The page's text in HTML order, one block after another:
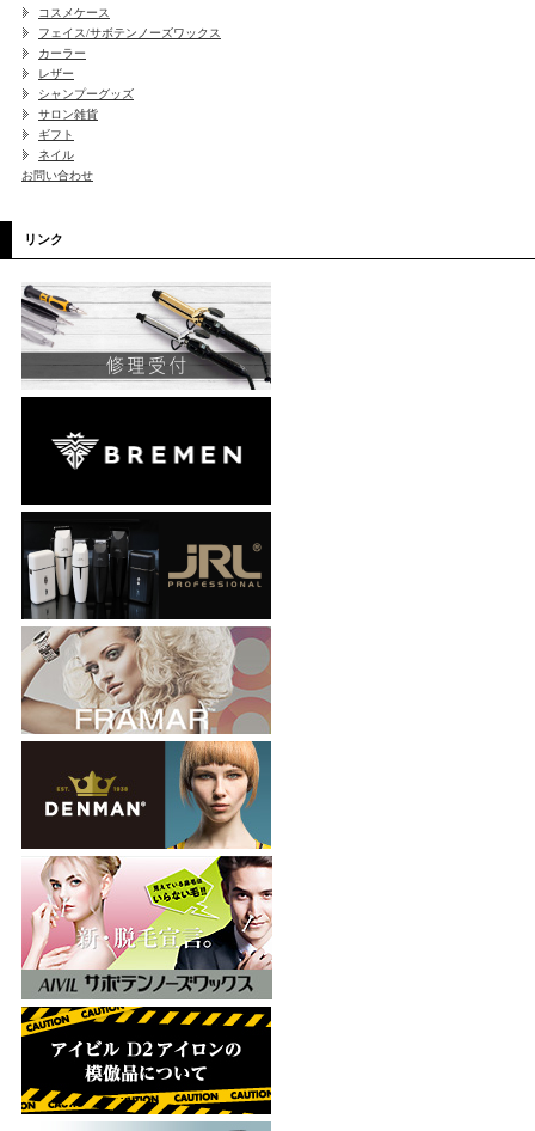
コスメケース
フェイス/サボテンノーズワックス
カーラー
レザー
シャンプーグッズ
サロン雑貨
ギフト
ネイル
お問い合わせ
リンク